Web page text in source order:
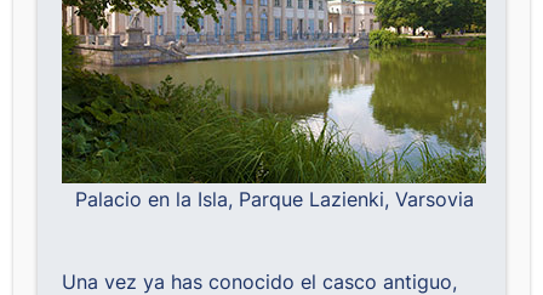
Palacio en la Isla, Parque Lazienki, Varsovia
Una vez ya has conocido el casco antiguo,